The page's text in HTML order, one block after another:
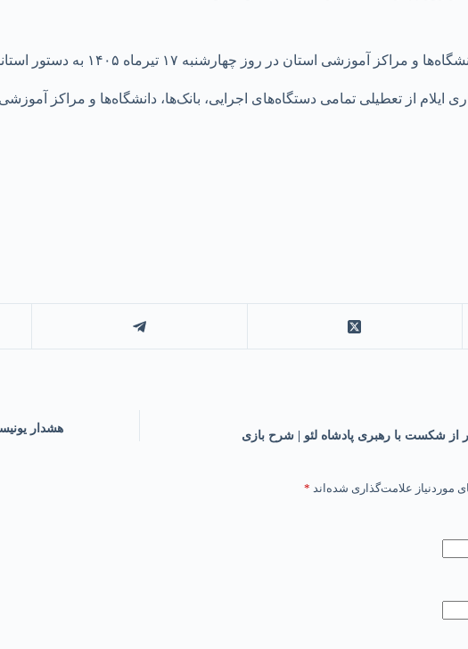
در روز چهارشنبه ۱۷ تیرماه ۱۴۰۵ به دستور استاندار ایلام تعطیل اعلام شد.
هشدار
موردنیاز علامت‌گذاری شده‌اند *